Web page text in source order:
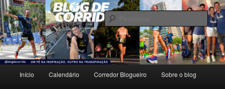
Pular
para
o
conteúdo
principal
Pular
para
o
conteúdo
secundárioBlog de Corrida
Um pé na inspiração, outro na transpiração.
principal
Início Calendário Corredor Blogueiro Sobre o blog